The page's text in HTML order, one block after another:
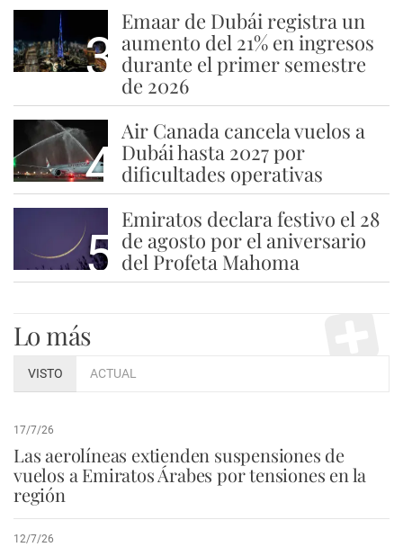
3
Emaar de Dubái registra un
aumento del 21% en ingresos
durante el primer semestre
de 2026
4
Air Canada cancela vuelos a
Dubái hasta 2027 por
dificultades operativas
5
Emiratos declara festivo el 28
de agosto por el aniversario
del Profeta Mahoma
Lo más
VISTO ACTUAL
17/7/26
Las aerolíneas extienden suspensiones de
vuelos a Emiratos Árabes por tensiones en la
región
12/7/26